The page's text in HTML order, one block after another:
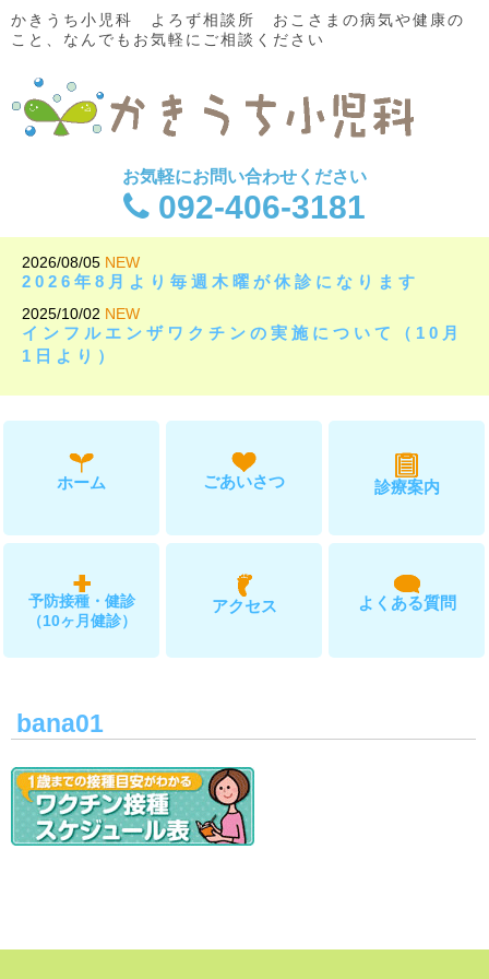
かきうち小児科 よろず相談所 おこさまの病気や健康の
こと、なんでもお気軽にご相談ください
お気軽にお問い合わせください
092-406-3181
2026/08/05 NEW
2026年8月より毎週木曜が休診になります
2025/10/02 NEW
インフルエンザワクチンの実施について（10月
1日より）
ホーム ごあいさつ 診療案内
予防接種・健診
（10ヶ月健診）
アクセス よくある質問
bana01